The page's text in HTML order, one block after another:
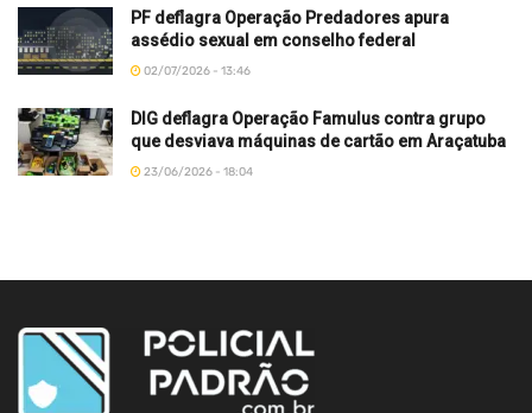
PF deflagra Operação Predadores apura
assédio sexual em conselho federal
02/07/2026 - 13:46
DIG deflagra Operação Famulus contra grupo
que desviava máquinas de cartão em Araçatuba
23/06/2026 - 18:04